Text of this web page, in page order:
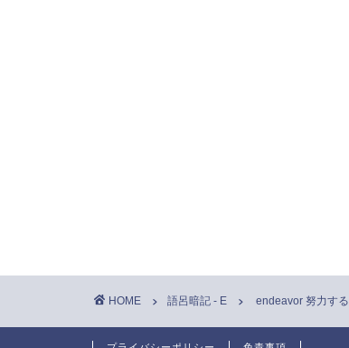
HOME 語呂暗記 - E endeavor 努力する